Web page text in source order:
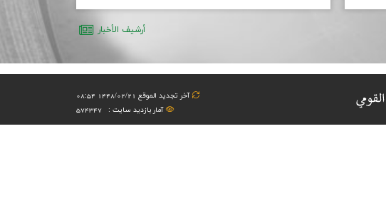
أرشیف الأخبار
آخر تجدید الموقع 1448/02/21 08:54
آمار بازدید سایت :
574347